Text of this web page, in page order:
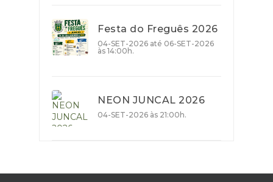
Festa do Freguês 2026
04-SET-2026 até 06-SET-2026
às 14:00h.
NEON JUNCAL 2026
04-SET-2026 às 21:00h.